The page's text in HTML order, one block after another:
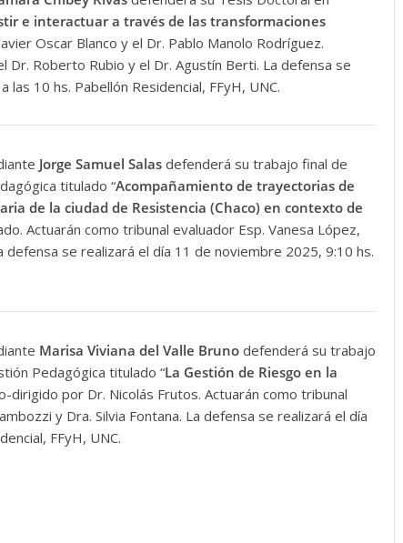
e interactuar a través de las transformaciones
Oscar Blanco y el Dr. Pablo Manolo Rodríguez.
Dr. Roberto Rubio y el Dr. Agustín Berti. La defensa se
10 hs. Pabellón Residencial, FFyH, UNC.
Jorge Samuel Salas defenderá su trabajo final de
titulado “Acompañamiento de trayectorias de
de la ciudad de Resistencia (Chaco) en contexto de
Actuarán como tribunal evaluador Esp. Vanesa López,
defensa se realizará el día 11 de noviembre 2025, 9:10 hs.
Marisa Viviana del Valle Bruno defenderá su trabajo
Pedagógica titulado “La Gestión de Riesgo en la
por Dr. Nicolás Frutos. Actuarán como tribunal
y Dra. Silvia Fontana. La defensa se realizará el día
FFyH, UNC.